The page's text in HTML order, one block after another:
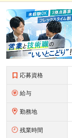
応募資格
給与
勤務地
残業時間